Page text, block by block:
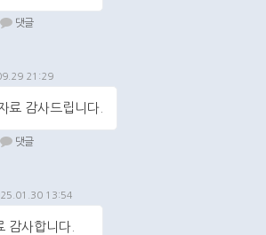
댓글
21:29
료 감사드립니다.
댓글
13:54
감사합니다.